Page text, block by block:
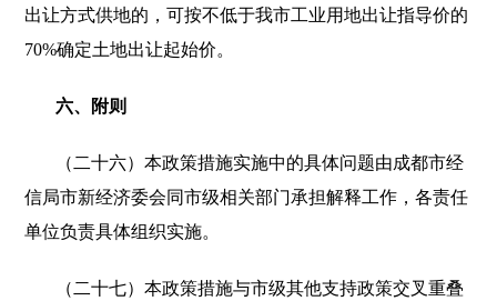
出让方式供地的，可按不低于我市工业用地出让指导价的
70%确定土地出让起始价。
六、附则
（二十六）本政策措施实施中的具体问题由成都市经
信局市新经济委会同市级相关部门承担解释工作，各责任
单位负责具体组织实施。
（二十七）本政策措施与市级其他支持政策交叉重叠